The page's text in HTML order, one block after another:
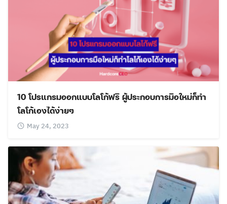
10 โปรแกรมออกแบบโลโก้ฟรี ผู้ประกอบการมือใหม่ก็ทำ
โลโก้เองได้ง่ายๆ
May 24, 2023